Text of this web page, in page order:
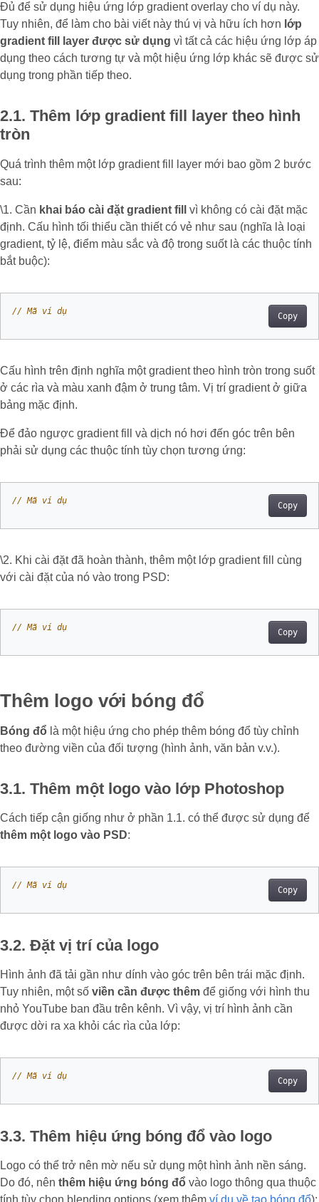
Đủ để sử dụng hiệu ứng lớp gradient overlay cho ví dụ này.
Tuy nhiên, để làm cho bài viết này thú vị và hữu ích hơn lớp
gradient fill layer được sử dụng vì tất cả các hiệu ứng lớp áp
dụng theo cách tương tự và một hiệu ứng lớp khác sẽ được sử
dụng trong phần tiếp theo.
2.1. Thêm lớp gradient fill layer theo hình
tròn
Quá trình thêm một lớp gradient fill layer mới bao gồm 2 bước
sau:
\1. Cần khai báo cài đặt gradient fill
vì không có cài đặt mặc
định. Cấu hình tối thiểu cần thiết có vẻ như sau (nghĩa là loại
gradient, tỷ lệ, điểm màu sắc và độ trong suốt là các thuộc tính
bắt buộc):
Copy
// Mã ví dụ
Cấu hình trên định nghĩa một gradient theo hình tròn trong suốt
ở các rìa và màu xanh đậm ở trung tâm. Vị trí gradient ở giữa
bảng mặc định.
Để đảo ngược gradient fill và dịch nó hơi đến góc trên bên
phải sử dụng các thuộc tính tùy chọn tương ứng:
Copy
// Mã ví dụ
\2. Khi cài đặt đã hoàn thành, thêm một lớp gradient fill cùng
với cài đặt của nó vào trong PSD:
Copy
// Mã ví dụ
Thêm logo với bóng đổ
Bóng đổ là một hiệu ứng cho phép thêm bóng đổ tùy chỉnh
theo đường viền của đối tượng (hình ảnh, văn bản v.v.).
3.1. Thêm một logo vào lớp Photoshop
Cách tiếp cận giống như ở phần 1.1. có thể được sử dụng để
thêm một logo vào PSD:
Copy
// Mã ví dụ
3.2. Đặt vị trí của logo
Hình ảnh đã tải gần như dính vào góc trên bên trái mặc định.
Tuy nhiên, một số viền cần được thêm để giống với hình thu
nhỏ YouTube ban đầu trên kênh. Vì vậy, vị trí hình ảnh cần
được dời ra xa khỏi các rìa của lớp:
Copy
// Mã ví dụ
3.3. Thêm hiệu ứng bóng đổ vào logo
Logo có thể trở nên mờ nếu sử dụng một hình ảnh nền sáng.
Do đó, nên thêm hiệu ứng bóng đổ vào logo thông qua thuộc
tính tùy chọn blending options (xem thêm ví dụ về tạo bóng đổ):